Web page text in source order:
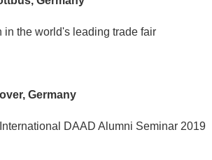
the world's leading trade fair
Germany
DAAD Alumni Seminar 2019